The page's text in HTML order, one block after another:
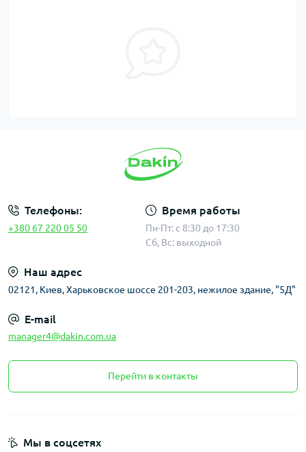
Телефоны:
+380 67 220 05 50
Время работы
Пн-Пт: с 8:30 до 17:30
Сб, Вс: выходной
Наш адрес
02121, Киев, Харьковское шоссе 201-203, нежилое здание, "5Д"
E-mail
manager4@dakin.com.ua
Перейти в контакты
Мы в соцсетях